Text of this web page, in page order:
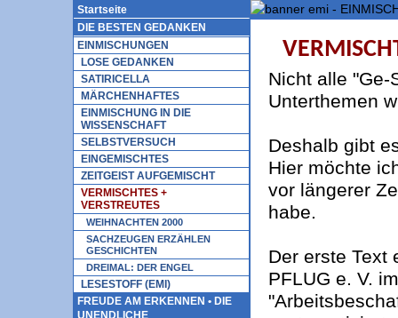
Startseite
DIE BESTEN GEDANKEN
EINMISCHUNGEN
LOSE GEDANKEN
SATIRICELLA
MÄRCHENHAFTES
EINMISCHUNG IN DIE
WISSENSCHAFT
SELBSTVERSUCH
EINGEMISCHTES
ZEITGEIST AUFGEMISCHT
VERMISCHTES +
VERSTREUTES
WEIHNACHTEN 2000
SACHZEUGEN ERZÄHLEN
GESCHICHTEN
DREIMAL: DER ENGEL
LESESTOFF (EMI)
FREUDE AM ERKENNEN • DIE
UNENDLICHE
Nicht alle "Ge-
Unterthemen
Deshalb gibt
Hier möchte
vor längerer
habe.
Der erste Text
PFLUG e. V.